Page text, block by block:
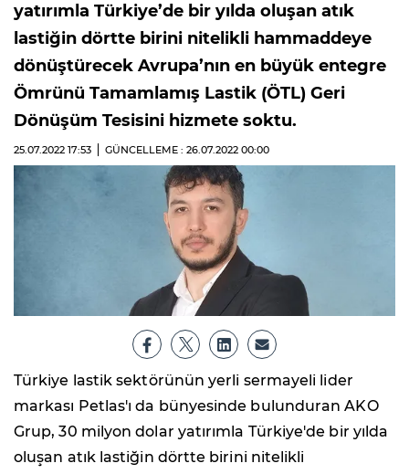
yatırımla Türkiye’de bir yılda oluşan atık
lastiğin dörtte birini nitelikli hammaddeye
dönüştürecek Avrupa’nın en büyük entegre
Ömrünü Tamamlamış Lastik (ÖTL) Geri
Dönüşüm Tesisini hizmete soktu.
25.07.2022 17:53 GÜNCELLEME : 26.07.2022 00:00
Türkiye lastik sektörünün yerli sermayeli lider
markası Petlas'ı da bünyesinde bulunduran AKO
Grup, 30 milyon dolar yatırımla Türkiye'de bir yılda
oluşan atık lastiğin dörtte birini nitelikli